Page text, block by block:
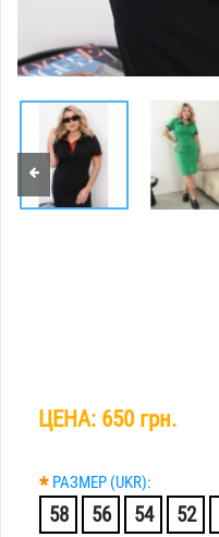
ЦЕНА: 650 грн.
* РАЗМЕР (UKR):
58 56 54 52